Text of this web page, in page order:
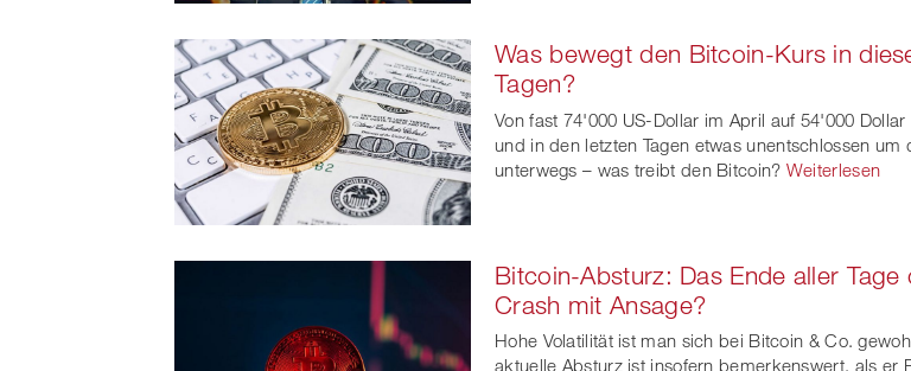
Was bewegt den Bitcoin-Kurs in
Tagen?
Von fast 74'000 US-Dollar im April auf 54'000 Dollar
und in den letzten Tagen etwas unentschlossen um
unterwegs – was treibt den Bitcoin? Weiterlesen
Bitcoin-Absturz: Das Ende aller Tage
Crash mit Ansage?
Hohe Volatilität ist man sich bei Bitcoin & Co.
aktuelle Absturz ist insofern bemerkenswert, als er